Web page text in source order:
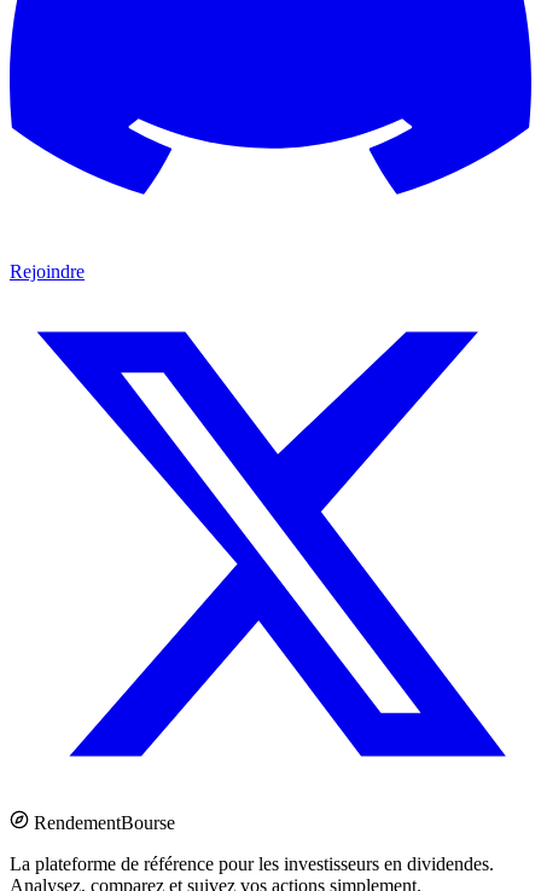
Rejoindre
RendementBourse
La plateforme de référence pour les investisseurs en dividendes.
Analysez, comparez et suivez vos actions simplement.